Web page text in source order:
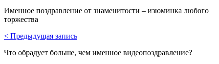
Именное поздравление от знаменитости – изюминка любого
торжества
< Предыдущая запись
Что обрадует больше, чем именное видеопоздравление?